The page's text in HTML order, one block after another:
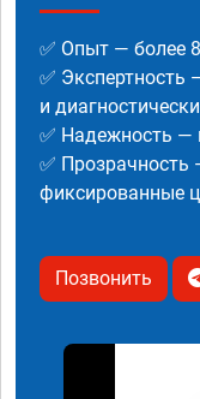
✅ Опыт — более
✅
и
✅ Надежность —
✅ Прозрачность
фиксированные
Позвонить